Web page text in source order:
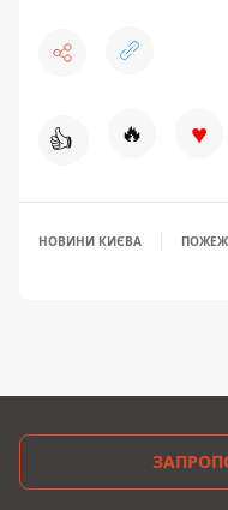
👍 🔥 ♥
НОВИНИ КИЄВА